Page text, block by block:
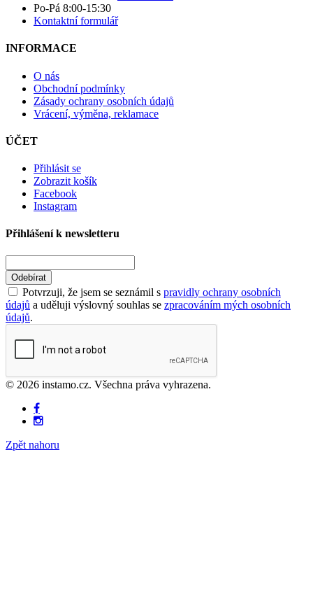
Po-Pá 8:00-15:30
Kontaktní formulář
INFORMACE
O nás
Obchodní podmínky
Zásady ochrany osobních údajů
Vrácení, výměna, reklamace
ÚČET
Přihlásit se
Zobrazit košík
Facebook
Instagram
Přihlášení k newsletteru
Odebírat
Potvrzuji, že jsem se seznámil s pravidly ochrany osobních
údajů a uděluji výslovný souhlas se zpracováním mých osobních
údajů.
© 2026 instamo.cz. Všechna práva vyhrazena.
Zpět nahoru